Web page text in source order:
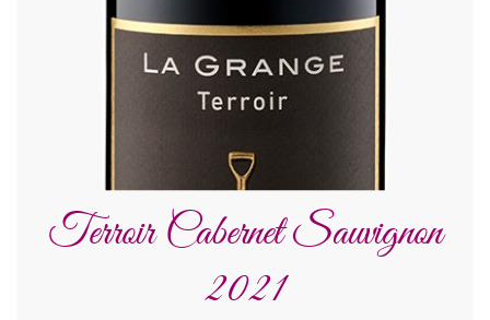
Terroir Cabernet Sauvignon
2021